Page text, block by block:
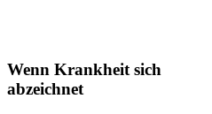
Wenn Krankheit sich
abzeichnet